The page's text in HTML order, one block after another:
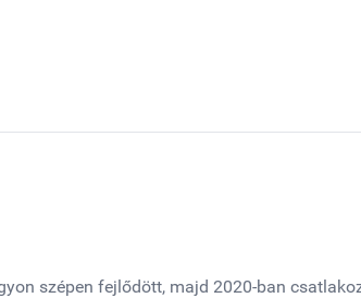
szépen fejlődött, majd 2020-ban